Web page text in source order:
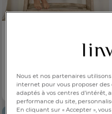
Peignoir rayé à capuche
Dès45,00 €
2 coloris
Nous et nos partenaires
internet pour vous proposer
adaptés à vos centres d’intérêt,
performance du site,
En cliquant sur « Accepter »,